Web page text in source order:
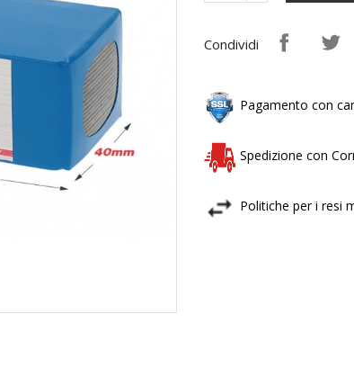
Condividi
Pagamento con
Spedizione con
Politiche per i resi